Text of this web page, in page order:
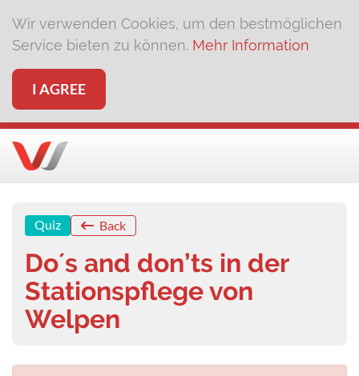
Wir verwenden Cookies, um den bestmöglichen
Service bieten zu können. Mehr Information
I AGREE
Quiz Back
Do´s and don’ts in der
Stationspflege von
Welpen